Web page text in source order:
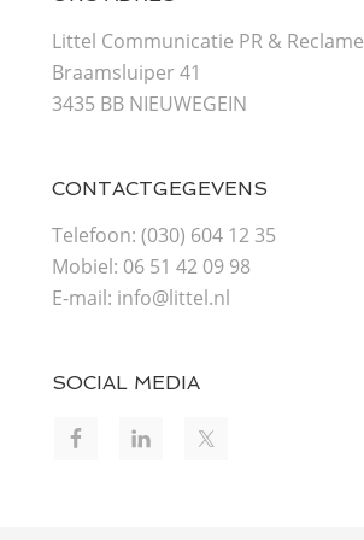
Littel Communicatie PR & Reclame
Braamsluiper 41
3435 BB NIEUWEGEIN
CONTACTGEGEVENS
Telefoon: (030) 604 12 35
Mobiel: 06 51 42 09 98
E-mail: info@littel.nl
SOCIAL MEDIA